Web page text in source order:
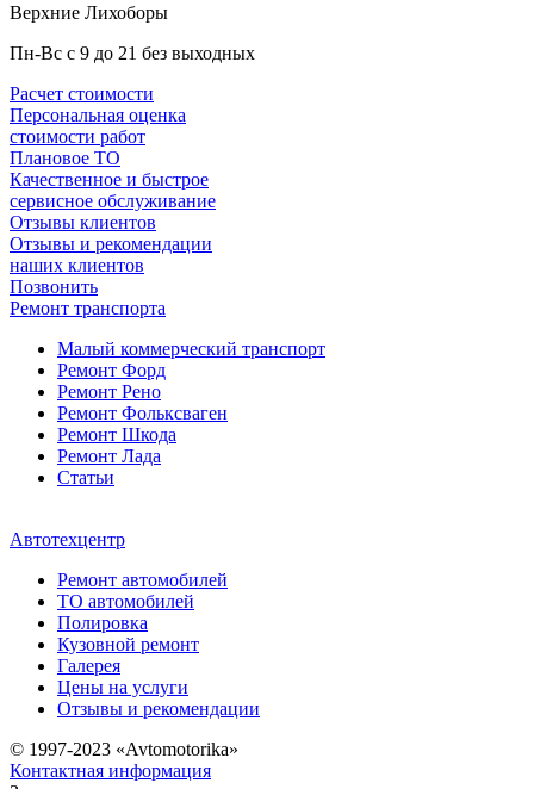
Верхние Лихоборы
Пн-Вс с 9 до 21 без выходных
Расчет стоимости
Персональная оценка
стоимости работ
Плановое ТО
Качественное и быстрое
сервисное обслуживание
Отзывы клиентов
Отзывы и рекомендации
наших клиентов
Позвонить
Ремонт транспорта
Малый коммерческий транспорт
Ремонт Форд
Ремонт Рено
Ремонт Фольксваген
Ремонт Шкода
Ремонт Лада
Статьи
Автотехцентр
Ремонт автомобилей
ТО автомобилей
Полировка
Кузовной ремонт
Галерея
Цены на услуги
Отзывы и рекомендации
© 1997-2023 «Avtomotorika»
Контактная информация